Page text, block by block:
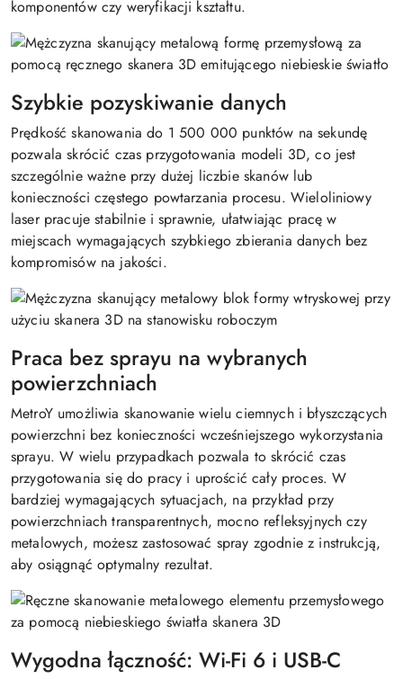
komponentów czy weryfikacji kształtu.
Szybkie pozyskiwanie danych
Prędkość skanowania do 1 500 000 punktów na sekundę
pozwala skrócić czas przygotowania modeli 3D, co jest
szczególnie ważne przy dużej liczbie skanów lub
konieczności częstego powtarzania procesu. Wieloliniowy
laser pracuje stabilnie i sprawnie, ułatwiając pracę w
miejscach wymagających szybkiego zbierania danych bez
kompromisów na jakości.
Praca bez sprayu na wybranych
powierzchniach
MetroY umożliwia skanowanie wielu ciemnych i błyszczących
powierzchni bez konieczności wcześniejszego wykorzystania
sprayu. W wielu przypadkach pozwala to skrócić czas
przygotowania się do pracy i uprościć cały proces. W
bardziej wymagających sytuacjach, na przykład przy
powierzchniach transparentnych, mocno refleksyjnych czy
metalowych, możesz zastosować spray zgodnie z instrukcją,
aby osiągnąć optymalny rezultat.
Wygodna łączność: Wi-Fi 6 i USB-C